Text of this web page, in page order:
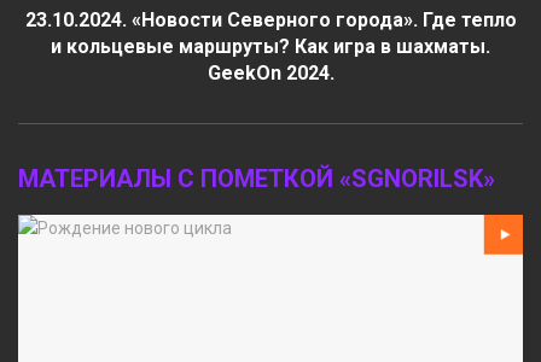
23.10.2024. «Новости Северного города». Где тепло
и кольцевые маршруты? Как игра в шахматы.
GeekOn 2024.
МАТЕРИАЛЫ С ПОМЕТКОЙ «SGNORILSK»